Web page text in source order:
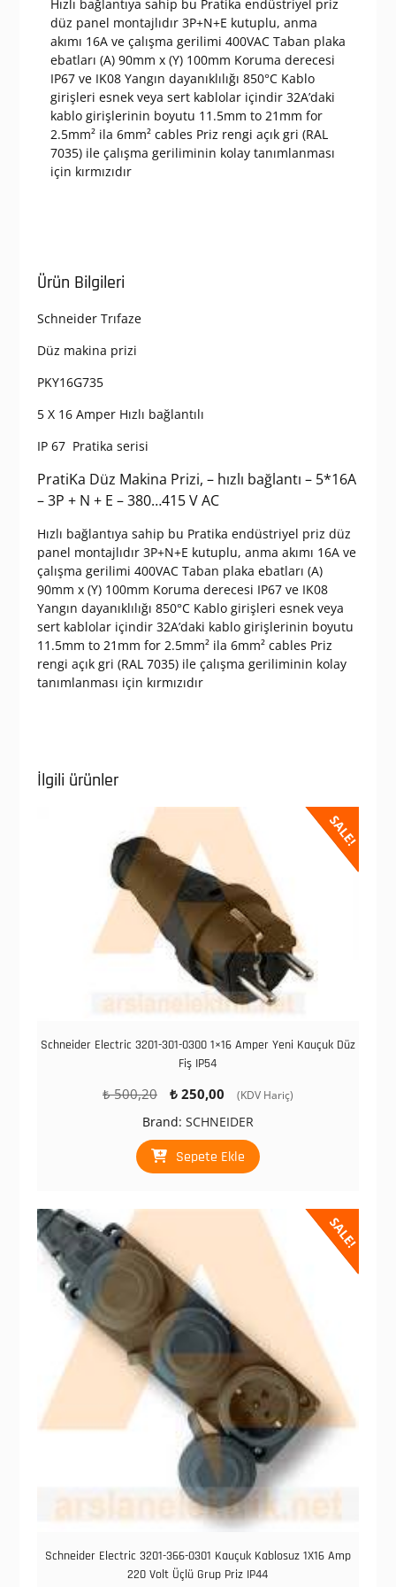
Hızlı bağlantıya sahip bu Pratika endüstriyel priz
düz panel montajlıdır 3P+N+E kutuplu, anma
akımı 16A ve çalışma gerilimi 400VAC Taban plaka
ebatları (A) 90mm x (Y) 100mm Koruma derecesi
IP67 ve IK08 Yangın dayanıklılığı 850°C Kablo
girişleri esnek veya sert kablolar içindir 32A’daki
kablo girişlerinin boyutu 11.5mm to 21mm for
2.5mm² ila 6mm² cables Priz rengi açık gri (RAL
7035) ile çalışma geriliminin kolay tanımlanması
için kırmızıdır
Ürün Bilgileri
Schneider Trıfaze
Düz makina prizi
PKY16G735
5 X 16 Amper Hızlı bağlantılı
IP 67 Pratika serisi
PratiKa Düz Makina Prizi, – hızlı bağlantı – 5*16A
– 3P + N + E – 380…415 V AC
Hızlı bağlantıya sahip bu Pratika endüstriyel priz düz
panel montajlıdır 3P+N+E kutuplu, anma akımı 16A ve
çalışma gerilimi 400VAC Taban plaka ebatları (A)
90mm x (Y) 100mm Koruma derecesi IP67 ve IK08
Yangın dayanıklılığı 850°C Kablo girişleri esnek veya
sert kablolar içindir 32A’daki kablo girişlerinin boyutu
11.5mm to 21mm for 2.5mm² ila 6mm² cables Priz
rengi açık gri (RAL 7035) ile çalışma geriliminin kolay
tanımlanması için kırmızıdır
İlgili ürünler
SALE!
Schneider Electric 3201-301-0300 1×16 Amper Yeni Kauçuk Düz
Fiş IP54
₺500,20
Orijinal
₺ 500,20.
₺250,00
Şu
fiyat:
₺ 250,00.
(KDV Hariç)
Brand: SCHNEIDER
Sepete Ekle
SALE!
Schneider Electric 3201-366-0301 Kauçuk Kablosuz 1X16 Amp
220 Volt Üçlü Grup Priz IP44